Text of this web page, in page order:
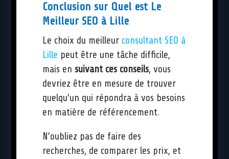
Conclusion sur Quel est Le
Meilleur SEO à Lille
Le choix du meilleur consultant SEO à
Lille peut être une tâche difficile,
mais en suivant ces conseils, vous
devriez être en mesure de trouver
quelqu’un qui répondra à vos besoins
en matière de référencement.
N’oubliez pas de faire des
recherches, de comparer les prix, et